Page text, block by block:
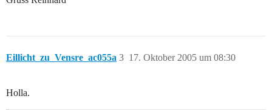
Eillicht_zu_Vensre_ac055a 17. Oktober 2005 um 08:30
3
Holla.